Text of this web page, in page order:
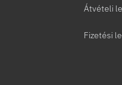
Átvételi
Fizetési